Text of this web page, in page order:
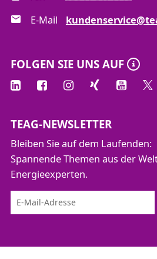
von Kosten zu Preisen – was
Ausblick: Wohin geht die
E-Mail
FOLGEN SIE UNS AUF
TEAG-NEWSLETTER
Bleiben Sie auf dem Laufenden:
Spannende Themen aus der
Energieexperten.